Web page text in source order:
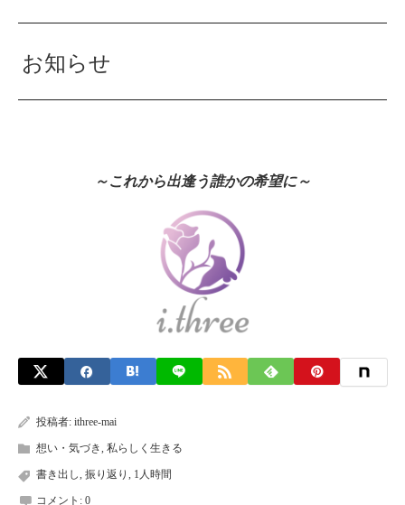
お知らせ
～これから出逢う誰かの希望に～
投稿者: ithree-mai
想い・気づき, 私らしく生きる
書き出し, 振り返り , 1人時間
コメント: 0